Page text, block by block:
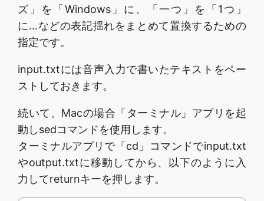
ズ」を「Windows」に、「一つ」を「1つ」
に…などの表記揺れをまとめて置換するための
指定です。
input.txtには音声入力で書いたテキストをペー
ストしておきます。
続いて、Macの場合「ターミナル」アプリを起
動しsedコマンドを使用します。
ターミナルアプリで「cd」コマンドでinput.txt
やoutput.txtに移動してから、以下のように入
力してreturnキーを押します。